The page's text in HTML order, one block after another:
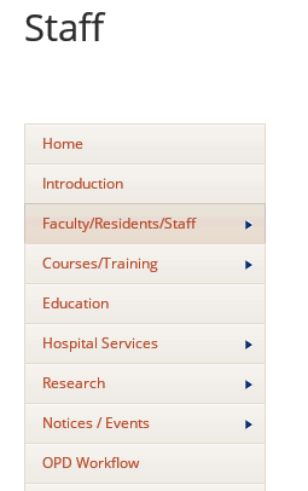
Staff
Home
Introduction
Faculty/Residents/Staff
Courses/Training
Education
Hospital Services
Research
Notices / Events
OPD Workflow